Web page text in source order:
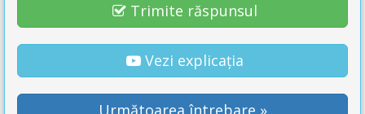
Trimite răspunsul
Vezi explicația
Următoarea întrebare »